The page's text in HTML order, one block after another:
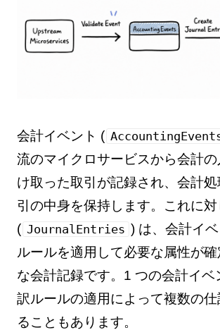
会計イベント (
流のマイクロサービスから会計
け取った取引が記録され、会計
引の中身を保持します。これに対
( JournalEntries ) は、会計イ
ルールを適用して必要な属性が
な会計記録です。1 つの会計イベ
訳ルールの適用によって複数の
ることもあります。